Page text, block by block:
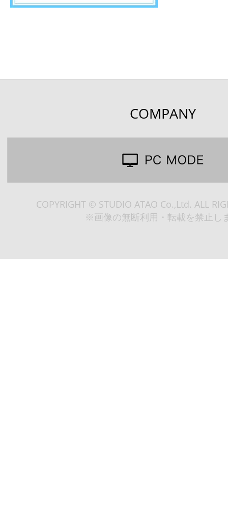
COMPANY
COPYRIGHT © STUDIO ATAO Co.,Ltd. ALL
※画像の無断利用・転載を禁止し